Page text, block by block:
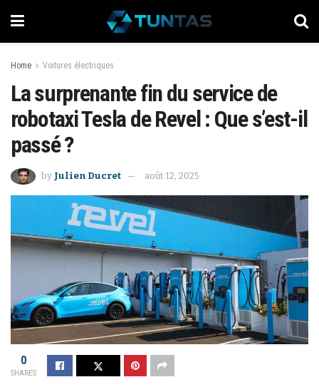
Home Voitures électriques
La surprenante fin du service de
robotaxi Tesla de Revel : Que s’est-il
passé ?
by Julien Ducret août 12, 2025
0
SHARES